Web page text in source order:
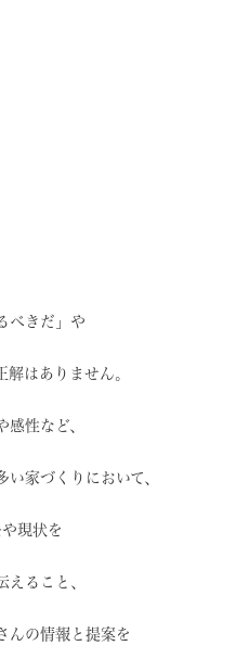
べきだ」や
解はありません。
感性など、
い家づくりにおいて、
現状を
えること、
んの情報と提案を